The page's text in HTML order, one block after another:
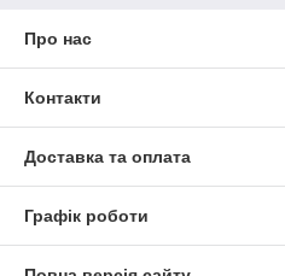
Про нас
Контакти
Доставка та оплата
Графік роботи